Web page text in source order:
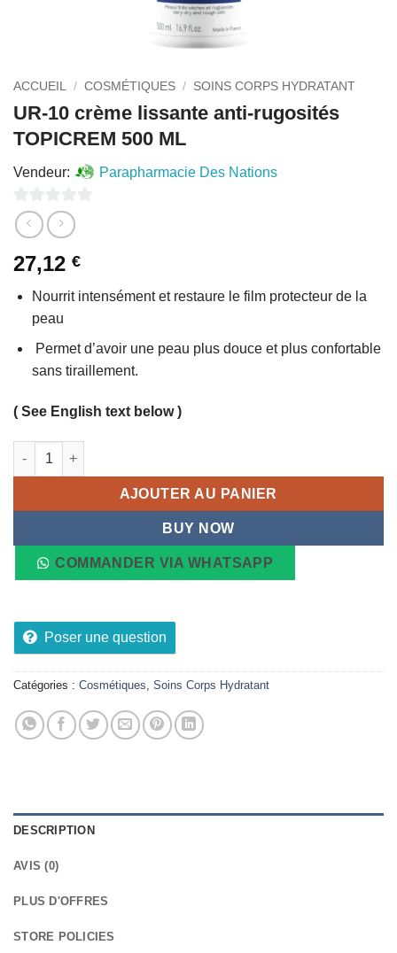
ACCUEIL / COSMÉTIQUES / SOINS CORPS HYDRATANT
UR-10 crème lissante anti-rugosités
TOPICREM 500 ML
Vendeur: Parapharmacie Des Nations
0
sur
5
27,12 €
Nourrit intensément et restaure le film protecteur de la
peau
Permet d’avoir une peau plus douce et plus confortable
sans tiraillement.
( See English text below )
quantité de UR-10 crème lissante anti-rugosités TOPICREM
AJOUTER AU PANIER
BUY NOW
COMMANDER VIA WHATSAPP
Poser une question
Catégories : Cosmétiques Soins Corps Hydratant
DESCRIPTION
AVIS (0)
PLUS D'OFFRES
STORE POLICIES